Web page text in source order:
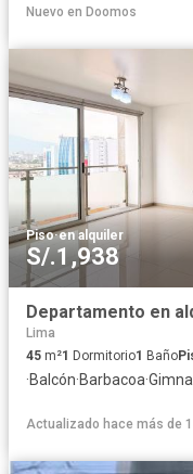
Nuevo en Doomos
Piso·en alquiler
S/.1,938
Lima
45 m²1 Dormitorio1 Baño
·Balcón·Barbacoa·
Actualizado hace más de